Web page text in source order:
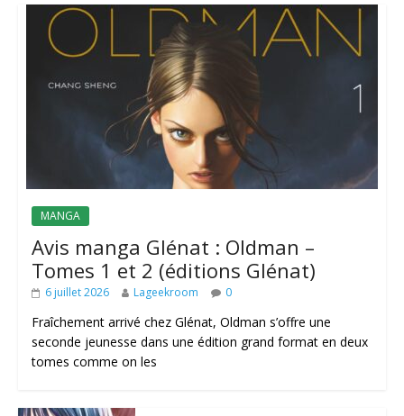
MANGA
Avis manga Glénat : Oldman –
Tomes 1 et 2 (éditions Glénat)
6 juillet 2026 Lageekroom 0
Fraîchement arrivé chez Glénat, Oldman s’offre une
seconde jeunesse dans une édition grand format en deux
tomes comme on les